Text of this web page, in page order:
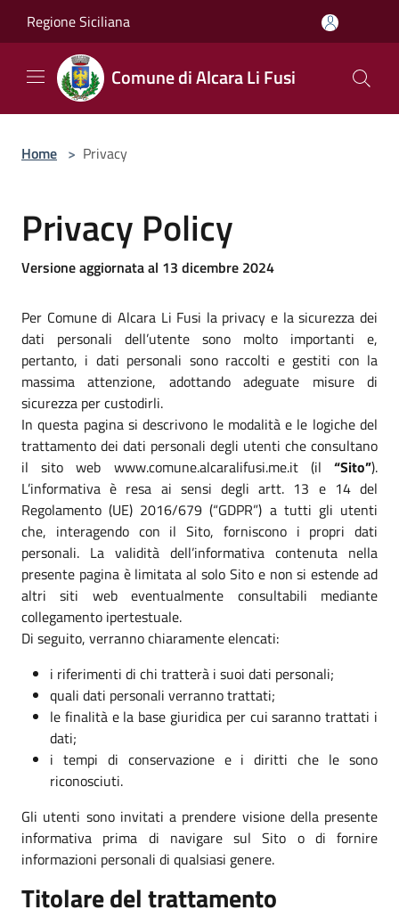
Regione Siciliana
Comune di Alcara Li Fusi
Home > Privacy
Privacy Policy
Versione aggiornata al 13 dicembre 2024
Per Comune di Alcara Li Fusi la privacy e la sicurezza dei
dati personali dell’utente sono molto importanti e,
pertanto, i dati personali sono raccolti e gestiti con la
massima attenzione, adottando adeguate misure di
sicurezza per custodirli.
In questa pagina si descrivono le modalità e le logiche del
trattamento dei dati personali degli utenti che consultano
il sito web www.comune.alcaralifusi.me.it (il “Sito”).
L’informativa è resa ai sensi degli artt. 13 e 14 del
Regolamento (UE) 2016/679 (“GDPR”) a tutti gli utenti
che, interagendo con il Sito, forniscono i propri dati
personali. La validità dell’informativa contenuta nella
presente pagina è limitata al solo Sito e non si estende ad
altri siti web eventualmente consultabili mediante
collegamento ipertestuale.
Di seguito, verranno chiaramente elencati:
i riferimenti di chi tratterà i suoi dati personali;
quali dati personali verranno trattati;
le finalità e la base giuridica per cui saranno trattati i
dati;
i tempi di conservazione e i diritti che le sono
riconosciuti.
Gli utenti sono invitati a prendere visione della presente
informativa prima di navigare sul Sito o di fornire
informazioni personali di qualsiasi genere.
Titolare del trattamento